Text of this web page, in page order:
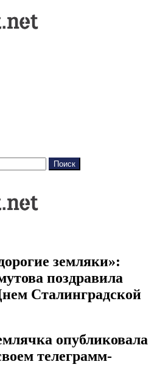
Поиск
земляки»:
поздравила
Сталинградской
опубликовала
телеграмм-